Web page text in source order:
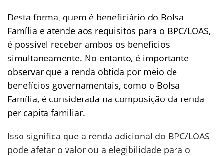
Desta forma, quem é beneficiário do Bolsa
Família e atende aos requisitos para o BPC/LOAS,
é possível receber ambos os benefícios
simultaneamente. No entanto, é importante
observar que a renda obtida por meio de
benefícios governamentais, como o Bolsa
Família, é considerada na composição da renda
per capita familiar.
Isso significa que a renda adicional do BPC/LOAS
pode afetar o valor ou a elegibilidade para o